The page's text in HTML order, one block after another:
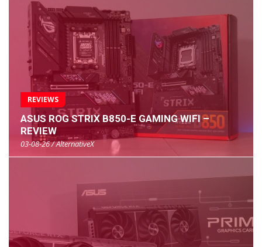
REVIEWS
ASUS ROG STRIX B850-E GAMING WIFI –
REVIEW
03-08-26 / AlternativeX